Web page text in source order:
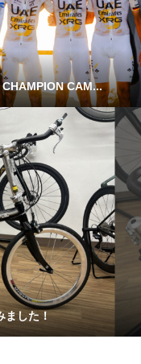
CAM...
ました！